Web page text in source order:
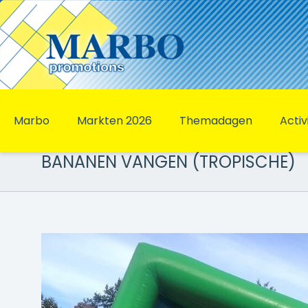
Marbo Markten 2026 Themadagen
BANANEN VANGEN (TROPISCHE)